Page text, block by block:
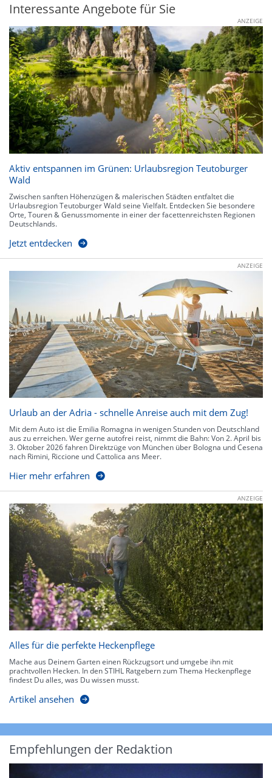
Interessante Angebote für Sie
ANZEIGE
Aktiv entspannen im Grünen: Urlaubsregion Teutoburger
Wald
Zwischen sanften Höhenzügen & malerischen Städten entfaltet die
Urlaubsregion Teutoburger Wald seine Vielfalt. Entdecken Sie besondere
Orte, Touren & Genussmomente in einer der facettenreichsten Regionen
Deutschlands.
Jetzt entdecken
ANZEIGE
Urlaub an der Adria - schnelle Anreise auch mit dem Zug!
Mit dem Auto ist die Emilia Romagna in wenigen Stunden von Deutschland
aus zu erreichen. Wer gerne autofrei reist, nimmt die Bahn: Von 2. April bis
3. Oktober 2026 fahren Direktzüge von München über Bologna und Cesena
nach Rimini, Riccione und Cattolica ans Meer.
Hier mehr erfahren
ANZEIGE
Alles für die perfekte Heckenpflege
Mache aus Deinem Garten einen Rückzugsort und umgebe ihn mit
prachtvollen Hecken. In den STIHL Ratgebern zum Thema Heckenpflege
findest Du alles, was Du wissen musst.
Artikel ansehen
Empfehlungen der Redaktion